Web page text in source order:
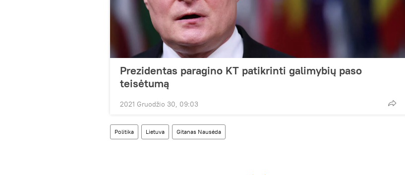
Prezidentas paragino KT patikrinti galimybių paso
teisėtumą
2021 Gruodžio 30, 09:03
Politika Lietuva Gitanas Nausėda